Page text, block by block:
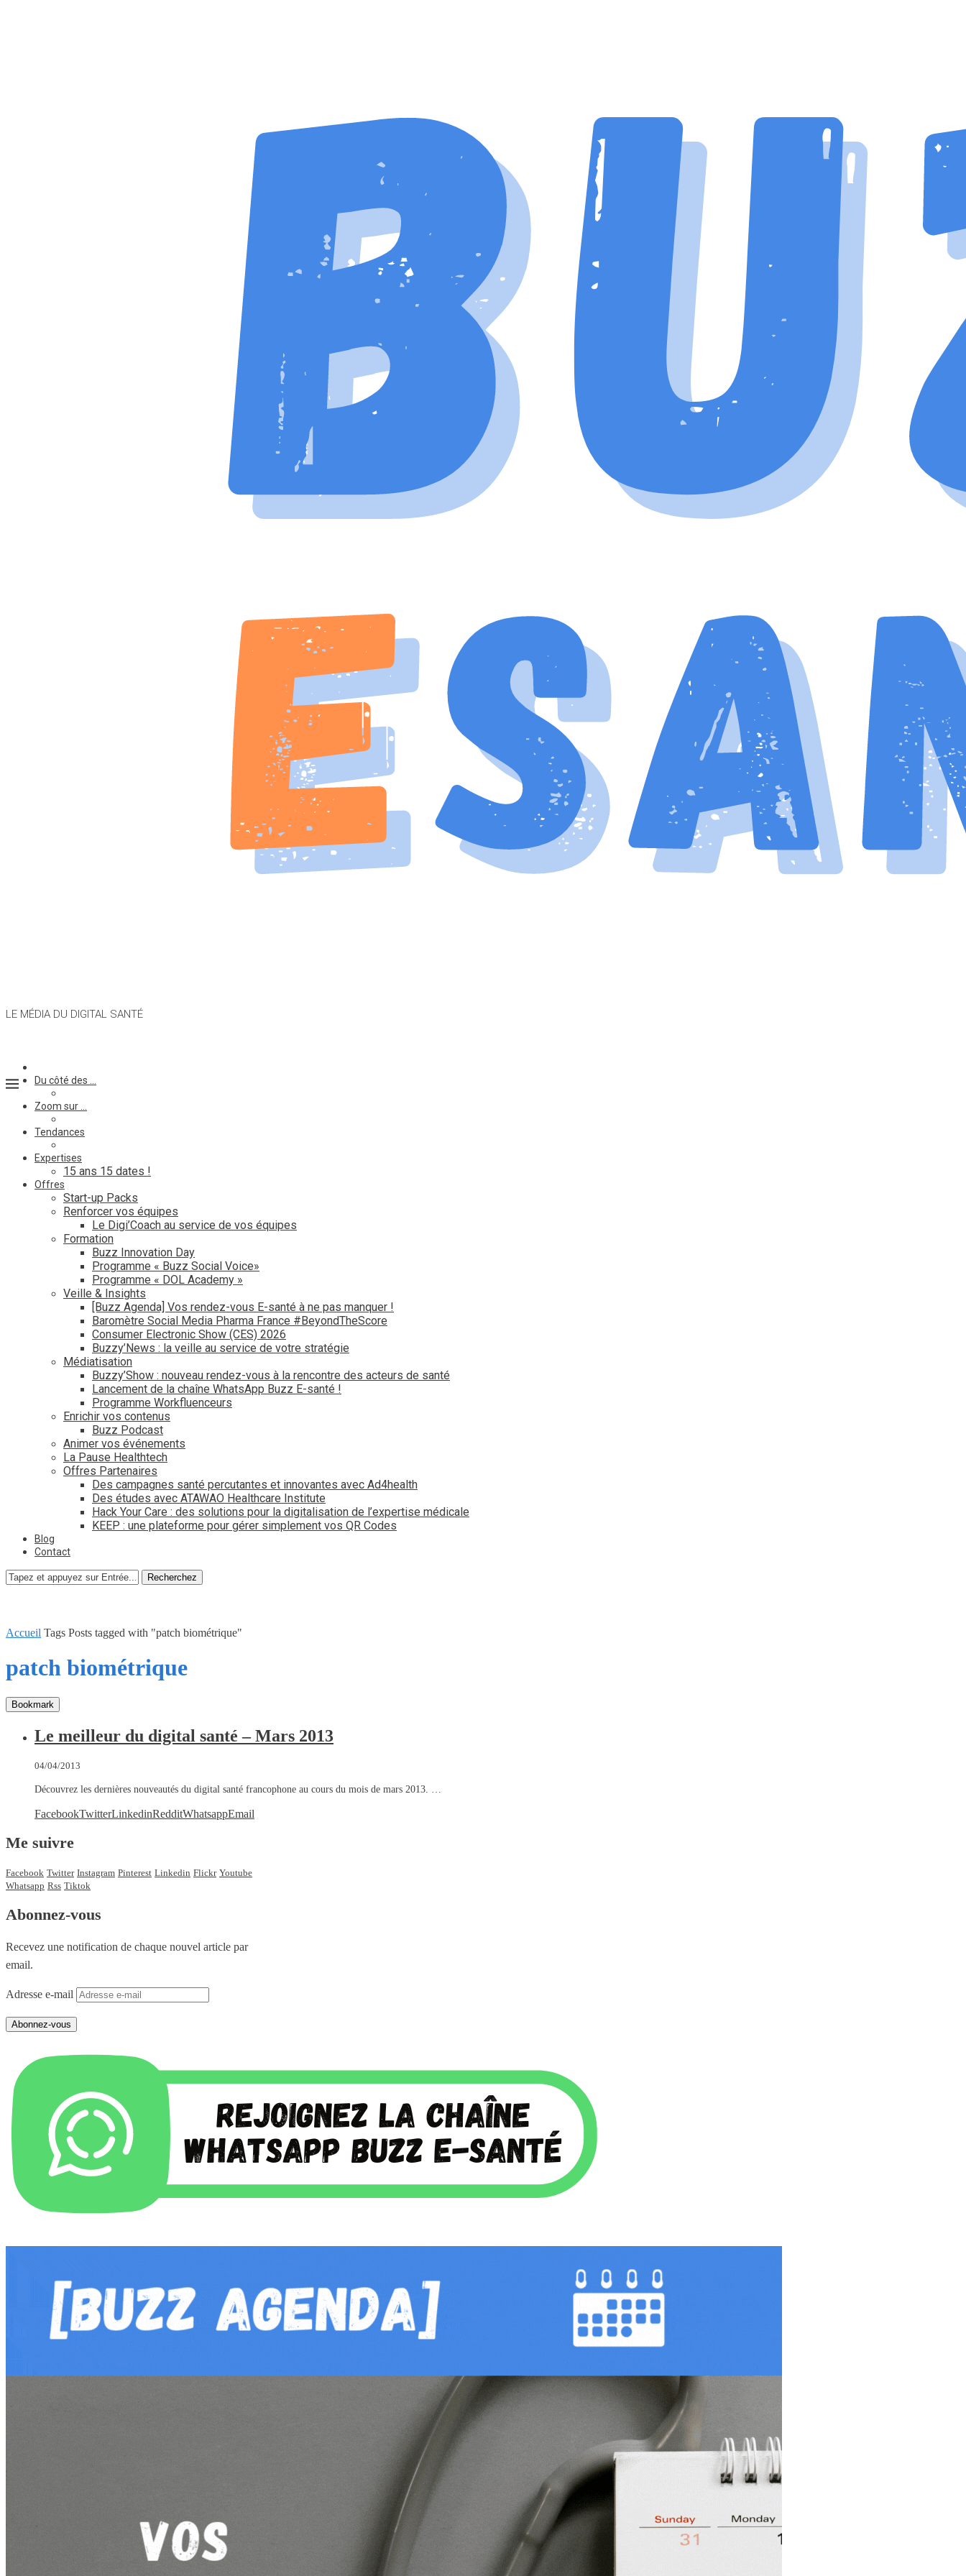
LE MÉDIA DU DIGITAL SANTÉ
Du côté des …
Zoom sur …
Tendances
Expertises
15 ans 15 dates !
Offres
Start-up Packs
Renforcer vos équipes
Le Digi’Coach au service de vos équipes
Formation
Buzz Innovation Day
Programme « Buzz Social Voice»
Programme « DOL Academy »
Veille & Insights
[Buzz Agenda] Vos rendez-vous E-santé à ne pas manquer !
Baromètre Social Media Pharma France #BeyondTheScore
Consumer Electronic Show (CES) 2026
Buzzy’News : la veille au service de votre stratégie
Médiatisation
Buzzy’Show : nouveau rendez-vous à la rencontre des acteurs de santé
Lancement de la chaîne WhatsApp Buzz E-santé !
Programme Workfluenceurs
Enrichir vos contenus
Buzz Podcast
Animer vos événements
La Pause Healthtech
Offres Partenaires
Des campagnes santé percutantes et innovantes avec Ad4health
Des études avec ATAWAO Healthcare Institute
Hack Your Care : des solutions pour la digitalisation de l’expertise médicale
KEEP : une plateforme pour gérer simplement vos QR Codes
Blog
Contact
Recherchez
Accueil Tags Posts tagged with "patch biométrique"
patch biométrique
Bookmark
Le meilleur du digital santé – Mars 2013
04/04/2013
Découvrez les dernières nouveautés du digital santé francophone au cours du mois de mars 2013. …
FacebookTwitterLinkedinRedditWhatsappEmail
Me suivre
Facebook Twitter Instagram Pinterest Linkedin Flickr Youtube
Whatsapp Rss Tiktok
Abonnez-vous
Recevez une notification de chaque nouvel article par
email.
Adresse e-mail
Abonnez-vous